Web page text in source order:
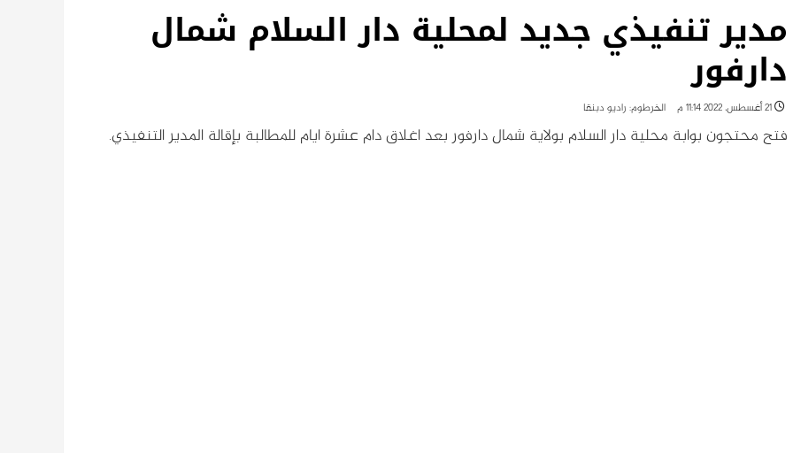
مدير تنفيذي جديد لمحلية دار السلام شمال
دارفور
21 أغسطس، 2022 11:14 م الخرطوم: راديو دبنقا
فتح محتجون بوابة محلية دار السلام بولاية شمال دارفور بعد اغلاق دام عشرة ايام للمطالبة بإقالة المدير التنفيذي.